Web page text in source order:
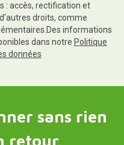
: accès, rectification et
droits, comme
informations
dans notre Politique
données
sans rien
retour.